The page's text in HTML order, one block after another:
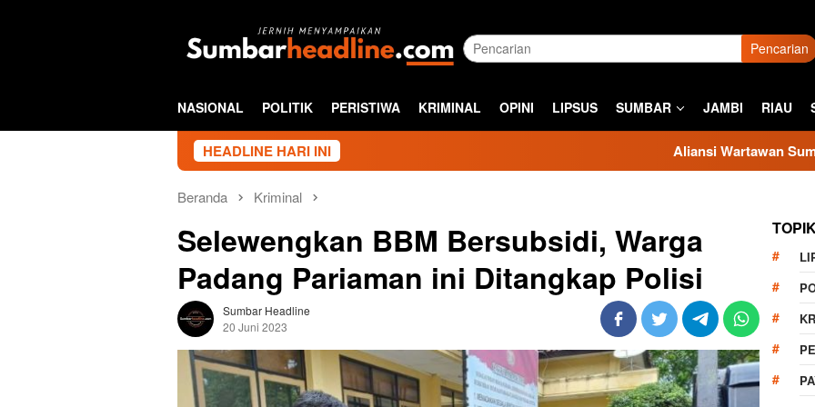
Pencarian
NASIONAL POLITIK PERISTIWA KRIMINAL OPINI LIPSUS SUMBAR JAMBI RIAU
HEADLINE HARI INI Aliansi Wartawan Sumbar Kecam
Beranda Kriminal
Selewengkan BBM Bersubsidi, Warga
Padang Pariaman ini Ditangkap Polisi
Sumbar Headline
20 Juni 2023